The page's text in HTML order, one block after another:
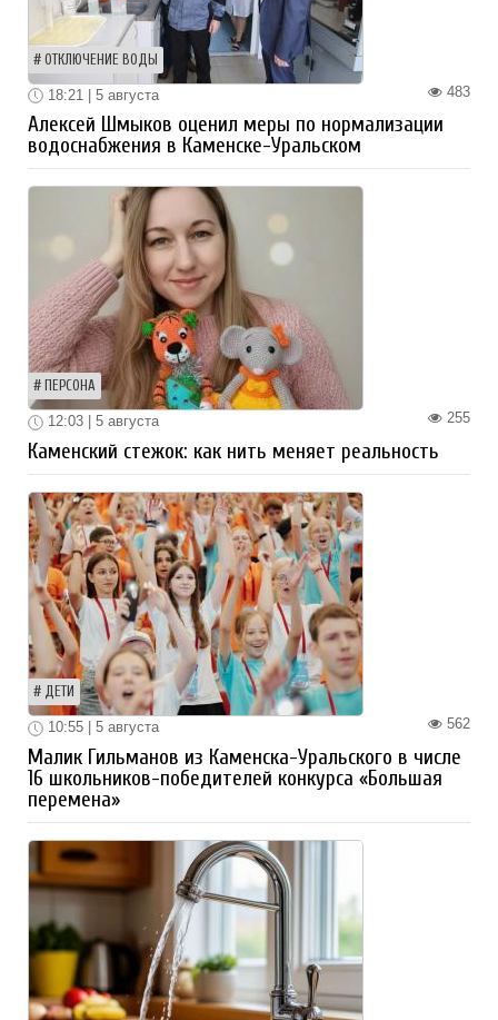
ОТКЛЮЧЕНИЕ ВОДЫ
483
18:21 | 5 августа
Алексей Шмыков оценил меры по нормализации
водоснабжения в Каменске-Уральском
ПЕРСОНА
255
12:03 | 5 августа
Каменский стежок: как нить меняет реальность
ДЕТИ
562
10:55 | 5 августа
Малик Гильманов из Каменска-Уральского в числе
16 школьников-победителей конкурса «Большая
перемена»